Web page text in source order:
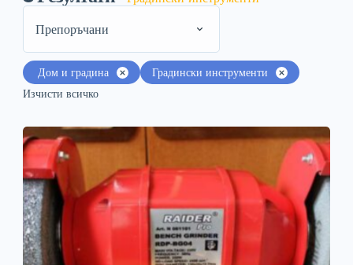
Препоръчани
️ Дом и градина
Градински инструменти
Изчисти всичко